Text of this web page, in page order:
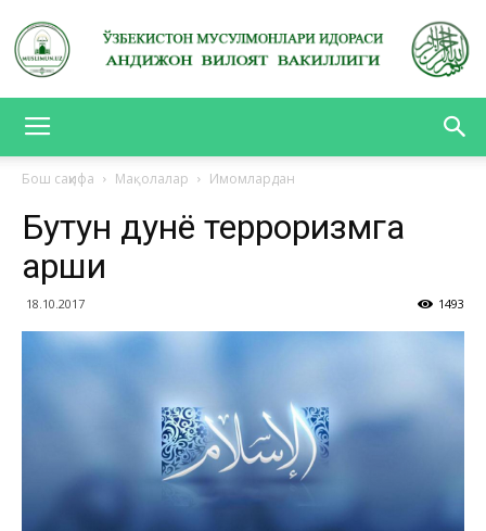
ВИЛОЯТ
Бош саҳифа Мақолалар Имомлардан
Бутун дунё терроризмга
қарши
18.10.2017 1493